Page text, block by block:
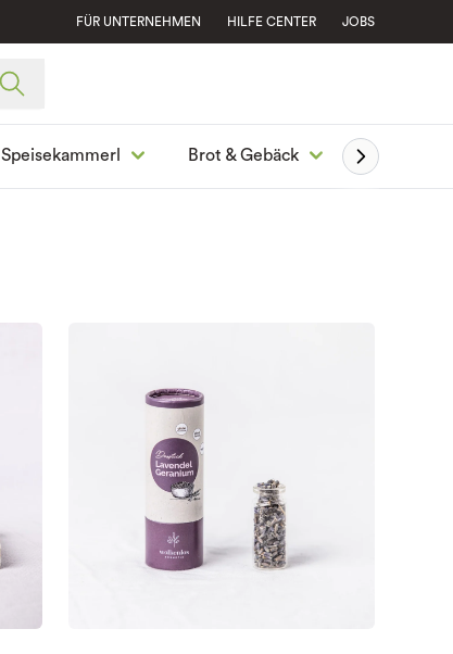
FÜR UNTERNEHMEN HILFE CENTER JOBS
Speisekammerl Brot & Gebäck